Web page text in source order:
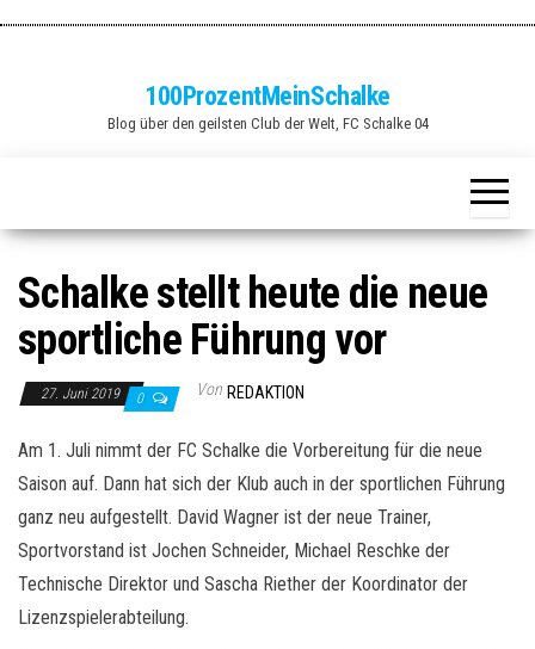
100ProzentMeinSchalke
Blog über den geilsten Club der Welt, FC Schalke 04
Schalke stellt heute die neue
sportliche Führung vor
27. Juni 2019 0 Von REDAKTION
Am 1. Juli nimmt der FC Schalke die Vorbereitung für die neue
Saison auf. Dann hat sich der Klub auch in der sportlichen Führung
ganz neu aufgestellt. David Wagner ist der neue Trainer,
Sportvorstand ist Jochen Schneider, Michael Reschke der
Technische Direktor und Sascha Riether der Koordinator der
Lizenzspielerabteilung.